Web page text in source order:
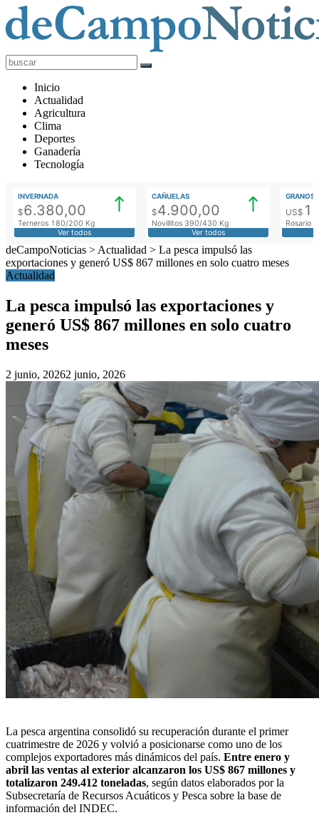
deCampoNoticias
Actualidad
Agropecuaria
Inicio
Actualidad
Agricultura
Clima
Deportes
Ganadería
Tecnología
INVERNADA
$6.380,00
Terneros 180/200 Kg
Ver todos
CAÑUELAS
$4.900,00
Novillitos 390/430 Kg
Ver todos
GRANOS
US$
Rosario
deCampoNoticias > Actualidad > La pesca impulsó las
exportaciones y generó US$ 867 millones en solo cuatro meses
Actualidad
La pesca impulsó las exportaciones y
generó US$ 867 millones en solo cuatro
meses
2 junio, 20262 junio, 2026
La pesca argentina consolidó su recuperación durante el primer
cuatrimestre de 2026 y volvió a posicionarse como uno de los
complejos exportadores más dinámicos del país. Entre enero y
abril las ventas al exterior alcanzaron los US$ 867 millones y
totalizaron 249.412 toneladas, según datos elaborados por la
Subsecretaría de Recursos Acuáticos y Pesca sobre la base de
información del INDEC.